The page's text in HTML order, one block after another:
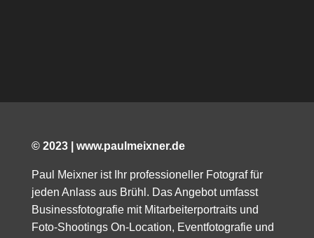
© 2023 | www.paulmeixner.de
Paul Meixner ist Ihr professioneller Fotograf für
jeden Anlass aus Brühl. Das Angebot umfasst
Businessfotografie mit Mitarbeiterportraits und
Foto-Shootings On-Location, Eventfotografie und